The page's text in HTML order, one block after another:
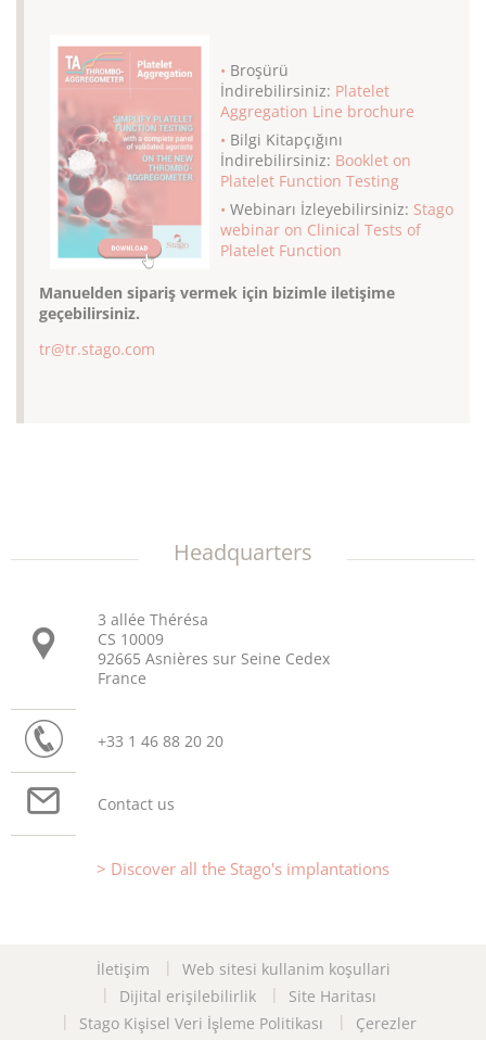
Broşürü
İndirebilirsiniz: Platelet
Aggregation Line brochure
Bilgi Kitapçığını
İndirebilirsiniz: Booklet on
Platelet Function Testing
Webinarı İzleyebilirsiniz: Stago
webinar on Clinical Tests of
Platelet Function
Manuelden sipariş vermek için bizimle iletişime
geçebilirsiniz.
tr@tr.stago.com
Headquarters
3 allée Thérésa
CS 10009
92665 Asnières sur Seine Cedex
France
+33 1 46 88 20 20
Contact us
Discover all the Stago's implantations
İletişim
Web sitesi kullanim koşullari
Dijital erişilebilirlik
Site Haritası
Stago Kişisel Veri İşleme Politikası
Çerezler